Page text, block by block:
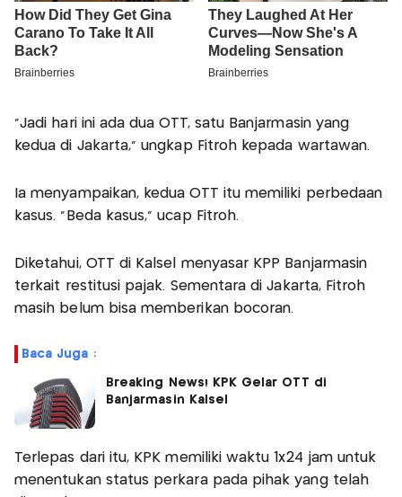
"Jadi hari ini ada dua OTT, satu Banjarmasin yang
kedua di Jakarta," ungkap Fitroh kepada wartawan.
Ia menyampaikan, kedua OTT itu memiliki perbedaan
kasus. "Beda kasus," ucap Fitroh.
Diketahui, OTT di Kalsel menyasar KPP Banjarmasin
terkait restitusi pajak. Sementara di Jakarta, Fitroh
masih belum bisa memberikan bocoran.
Baca Juga :
Breaking News! KPK Gelar OTT di
Banjarmasin Kalsel
Terlepas dari itu, KPK memiliki waktu 1x24 jam untuk
menentukan status perkara pada pihak yang telah